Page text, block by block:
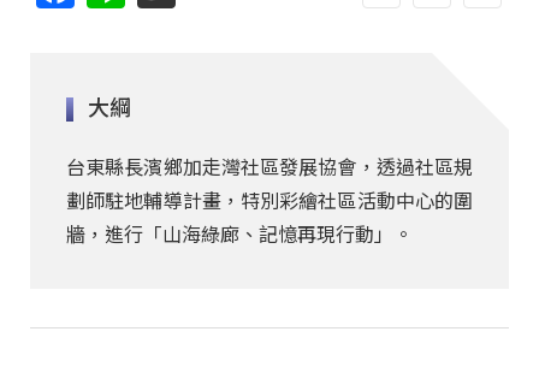
大綱
台東縣長濱鄉加走灣社區發展協會，透過社區規
劃師駐地輔導計畫，特別彩繪社區活動中心的圍
牆，進行「山海綠廊、記憶再現行動」。